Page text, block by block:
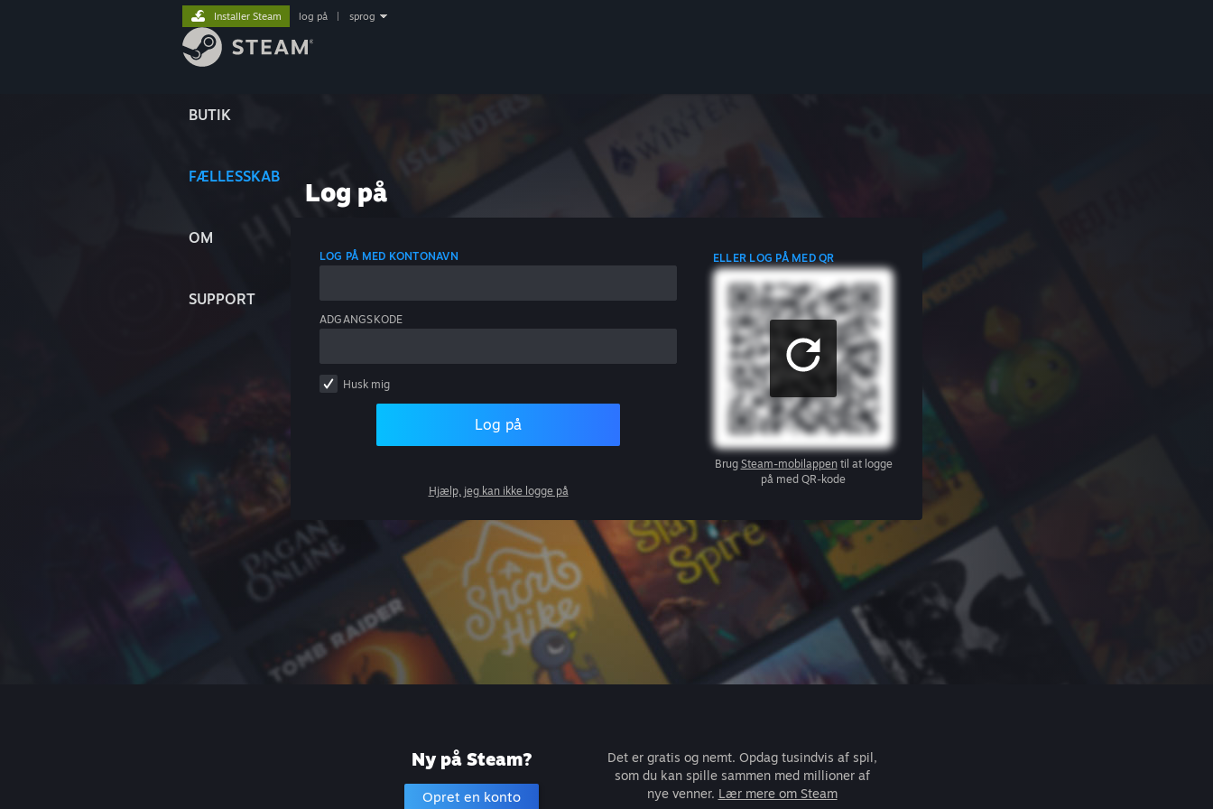
BUTIK
FÆLLESSKAB
OM
SUPPORT
Installer Steam log på sprog
Log på
LOG PÅ MED KONTONAVN
ADGANGSKODE
Husk mig
Log på
Hjælp, jeg kan ikke logge på
ELLER LOG PÅ MED QR
Brug Steam-mobilappentil at logge
på med QR-kode
Ny på Steam?
Opret en konto
Det er gratis og nemt. Opdag tusindvis af spil,
som du kan spille sammen med millioner af
nye venner. Lær mere om Steam